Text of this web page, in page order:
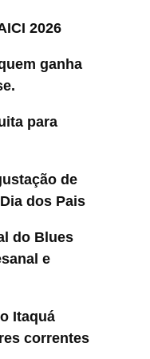
2026
ganha
para
de
dos Pais
do Blues
e
Itaquá
correntes